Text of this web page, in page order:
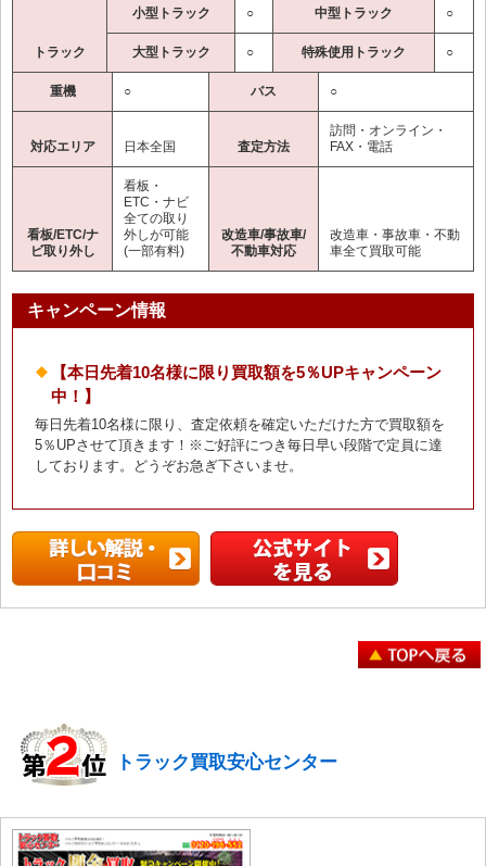
トラック
小型トラック ○ 中型トラック ○
大型トラック ○ 特殊使用トラック ○
重機 ○ バス ○
対応エリア 日本全国 査定方法
訪問・オンライン・
FAX・電話
看板/ETC/ナ
ビ取り外し
看板・
ETC・ナビ
全ての取り
外しが可能
(一部有料)
改造車/事故車/
不動車対応
改造車・事故車・不動
車全て買取可能
キャンペーン情報
【本日先着10名様に限り買取額を5％UPキャンペーン
中！】
毎日先着10名様に限り、査定依頼を確定いただけた方で買取額を
5％UPさせて頂きます！※ご好評につき毎日早い段階で定員に達
しております。どうぞお急ぎ下さいませ。
トラック買取安心センター